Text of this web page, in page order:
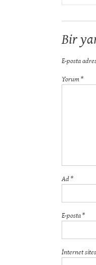
Bir
E-posta
Yorum*
Ad*
E-posta*
İnternet